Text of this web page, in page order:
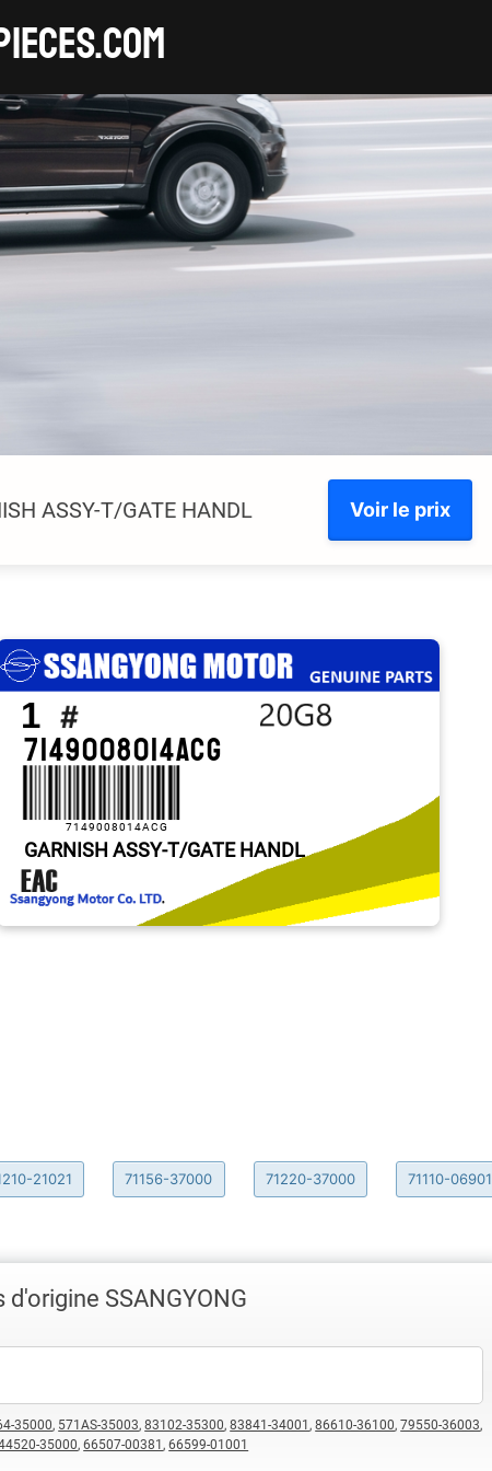
ASSY-T/GATE HANDL Voir le prix
1
7149008014ACG
7149008014ACG
GARNISH ASSY-T/GATE HANDL
21021 71156-37000 71220-37000 71110-06901
SSANGYONG
35000, 571AS-35003,83102-35300,83841-34001,86610-36100,79550-36003,
35000,66507-00381,66599-01001